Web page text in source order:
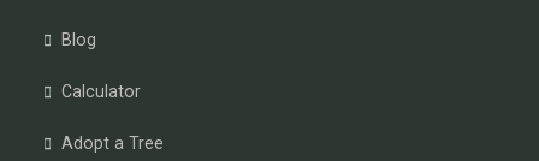
Blog
Calculator
Adopt a Tree